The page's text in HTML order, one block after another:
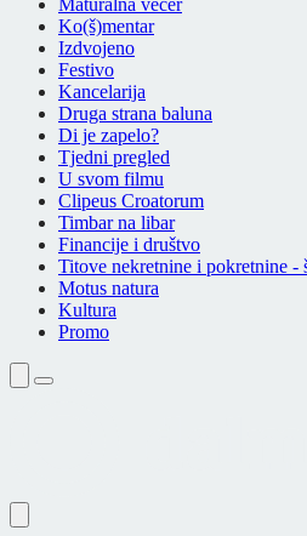
Maturalna večer
Ko(š)mentar
Izdvojeno
Festivo
Kancelarija
Druga strana baluna
Di je zapelo?
Tjedni pregled
U svom filmu
Clipeus Croatorum
Timbar na libar
Financije i društvo
Titove nekretnine i pokretnine -
Motus natura
Kultura
Promo